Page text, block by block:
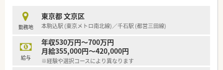
【職場環境と雰囲気】
■管理薬剤師をはじめ20代から50代まで幅広い年代の女性薬剤
師が活躍しており、明るく穏やかな雰囲気の働きやすい職場で
す。
■現場の意見が上に通りやすい社風があり、社内プロジェクトを
通じて店舗運営の改善や地域貢献に直接関わることも可能で
す。
勤務地
東京都 文京区
本駒込駅 (東京メトロ南北線)／千石駅 (都営三田線)
給与
年収530万円～700万円
月給355,000円～420,000円
※経験や選択コースにより異なります